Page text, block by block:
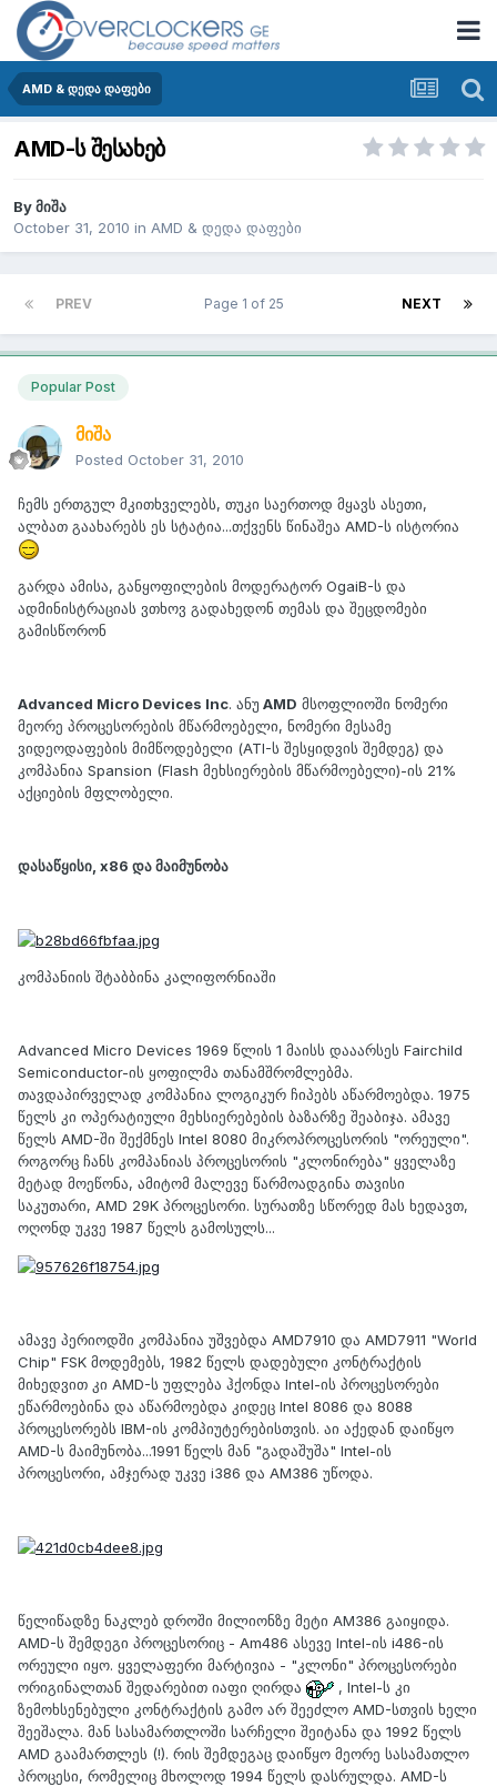
AMD & დედა დაფები
AMD-ს შესახებ
Byმიშა
October 31, 2010 in AMD & დედა დაფები
PREV NEXT
Page 1 of 25
Popular Post
მიშა
Posted October 31, 2010
ჩემს ერთგულ მკითხველებს, თუკი საერთოდ მყავს ასეთი,
ალბათ გაახარებს ეს სტატია...თქვენს წინაშეა AMD-ს ისტორია
გარდა ამისა, განყოფილების მოდერატორ OgaiB-ს და
ადმინისტრაციას ვთხოვ გადახედონ თემას და შეცდომები
გამისწორონ
Advanced Micro Devices Inc. ანუ AMD მსოფლიოში ნომერი
მეორე პროცესორების მწარმოებელი, ნომერი მესამე
ვიდეოდაფების მიმწოდებელი (ATI-ს შესყიდვის შემდეგ) და
კომპანია Spansion (Flash მეხსიერების მწარმოებელი)-ის 21%
აქციების მფლობელი.
დასაწყისი, x86 და მაიმუნობა
კომპანიის შტაბბინა კალიფორნიაში
Advanced Micro Devices 1969 წლის 1 მაისს დააარსეს Fairchild
Semiconductor-ის ყოფილმა თანამშრომლებმა.
თავდაპირველად კომპანია ლოგიკურ ჩიპებს აწარმოებდა. 1975
წელს კი ოპერატიული მეხსიერებების ბაზარზე შეაბიჯა. ამავე
წელს AMD-ში შექმნეს Intel 8080 მიკროპროცესორის "ორეული".
როგორც ჩანს კომპანიას პროცესორის "კლონირება" ყველაზე
მეტად მოეწონა, ამიტომ მალევე წარმოადგინა თავისი
საკუთარი, AMD 29K პროცესორი. სურათზე სწორედ მას ხედავთ,
ოღონდ უკვე 1987 წელს გამოსულს...
ამავე პერიოდში კომპანია უშვებდა AMD7910 და AMD7911 "World
Chip" FSK მოდემებს, 1982 წელს დადებული კონტრაქტის
მიხედვით კი AMD-ს უფლება ჰქონდა Intel-ის პროცესორები
ეწარმოებინა და აწარმოებდა კიდეც Intel 8086 და 8088
პროცესორებს IBM-ის კომპიუტერებისთვის. აი აქედან დაიწყო
AMD-ს მაიმუნობა...1991 წელს მან "გადაშუშა" Intel-ის
პროცესორი, ამჯერად უკვე i386 და AM386 უწოდა.
წელიწადზე ნაკლებ დროში მილიონზე მეტი AM386 გაიყიდა.
AMD-ს შემდეგი პროცესორიც - Am486 ასევე Intel-ის i486-ის
ორეული იყო. ყველაფერი მარტივია - "კლონი" პროცესორები
ორიგინალთან შედარებით იაფი ღირდა
, Intel-ს კი
ზემოხსენებული კონტრაქტის გამო არ შეეძლო AMD-სთვის ხელი
შეეშალა. მან სასამართლოში სარჩელი შეიტანა და 1992 წელს
AMD გაამართლეს (!). რის შემდეგაც დაიწყო მეორე სასამათლო
პროცესი, რომელიც მხოლოდ 1994 წელს დასრულდა. AMD-ს